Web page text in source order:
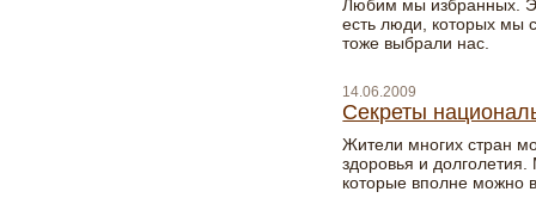
Любим мы избранных.
есть люди, которых мы
тоже выбрали нас.
14.06.2009
Секреты
Жители многих стран
здоровья и
которые вполне можно